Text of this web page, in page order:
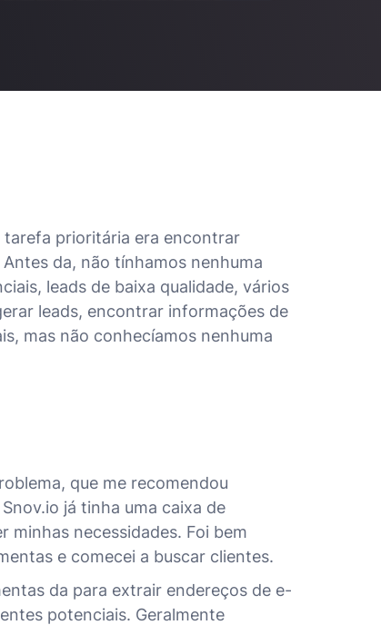
prioritária era encontrar
da, não tínhamos nenhuma
leads de baixa qualidade, vários
leads, encontrar informações de
mas não conhecíamos nenhuma
que me recomendou
já tinha uma caixa de
minhas necessidades. Foi bem
e comecei a buscar clientes.
da para extrair endereços de e-
potenciais. Geralmente